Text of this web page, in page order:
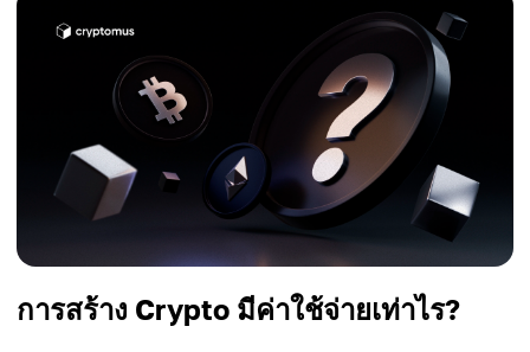
การสร้าง Crypto มีค่าใช้จ่ายเท่าไร?